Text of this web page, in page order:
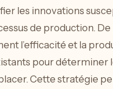
les innovations
de production. De
l’efficacité et la
pour déterminer
Cette stratégie